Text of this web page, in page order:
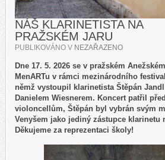
NÁŠ KLARINETISTA NA
PRAŽSKÉM JARU
PUBLIKOVÁNO V NEZAŘAZENO
Dne 17. 5. 2026 se v pražském
MenARTu v rámci mezinárodního
němž vystoupil klarinetista Štěpán
Danielem Wiesnerem. Koncert patřil
violoncellům, Štěpán byl vybrán svým
Venyšem jako jediný zástupce klarinetu
Děkujeme za reprezentaci školy!